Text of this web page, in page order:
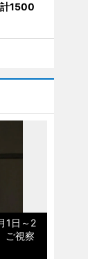
1500
1日～2
ご視察